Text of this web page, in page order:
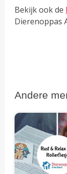
Bekijk ook de
Dierenoppas
Andere